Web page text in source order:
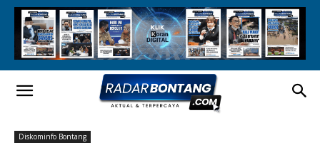
Diskominfo Bontang